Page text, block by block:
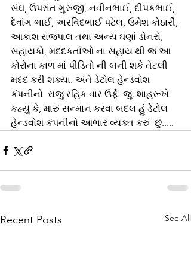
સંઘ, ઉપરાંત ગુરુજી, નવીનભાઈ, દીપકભાઈ,
દેવાંગ ભાઈ, અરવિંદભાઈ પટેલ, ઉમેશ કોઠારી,
આકાશ રાજપાલ તથા અન્ય ઘણાં ડોનરો,
સહાયકો, મદદકર્તાઓ ના સહાય થી જ આ
કોરોના કાળ માં પીડિતો ની બની શકે તેટલી
મદદ કરી શક્યા. અંતે ડેટોલ હેન્ડવોશ
કંપનીનો  રાજુ રહિક વાર ઉર્ફે  જુ. શાહરૂખે
કહ્યું કે, મારું સન્માન કરવા બદલ હું ડેટોલ
હેન્ડવોશ કંપનીનો આભાર વ્યક્ત કરું  છું.....
Recent Posts See All